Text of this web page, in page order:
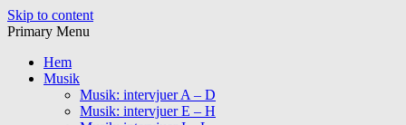
Skip to content
Primary Menu
Hem
Musik
Musik: intervjuer A – D
Musik: intervjuer E – H